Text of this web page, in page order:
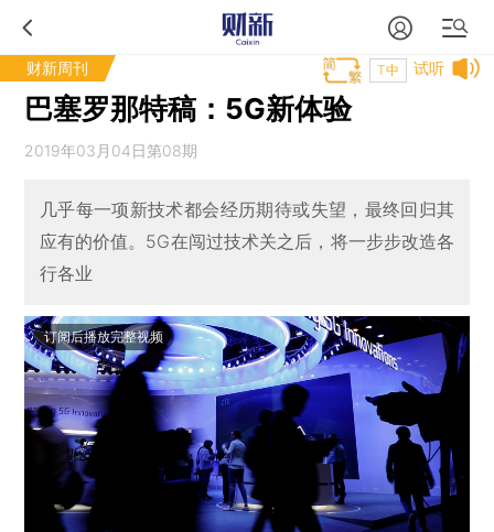
财新周刊 试听
T中
巴塞罗那特稿：5G新体验
2019年03月04日第08期
几乎每一项新技术都会经历期待或失望，最终回归其
应有的价值。5G在闯过技术关之后，将一步步改造各
行各业
订阅后播放完整视频